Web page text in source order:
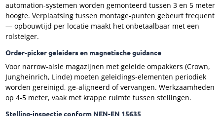
automation-systemen worden gemonteerd tussen 3 en 5 meter
hoogte. Verplaatsing tussen montage-punten gebeurt frequent
— opbouwtijd per locatie maakt het onbetaalbaar met een
rolsteiger.
Order-picker geleiders en magnetische guidance
Voor narrow-aisle magazijnen met geleide ompakkers (Crown,
Jungheinrich, Linde) moeten geleidings-elementen periodiek
worden gereinigd, ge-aligneerd of vervangen. Werkzaamheden
op 4-5 meter, vaak met krappe ruimte tussen stellingen.
Stelling-inspectie conform NEN-EN 15635